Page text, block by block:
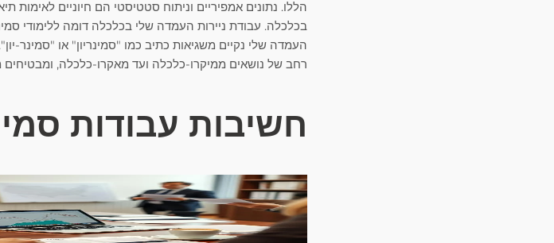
הללו. נתונים אמפיריים וניתוח סטטיסטי הם חיוניים לאימות
בכלכלה. עבודת ניירות העמדה שלי בכלכלה דומה ללימודי
העמדה שלי נקיים משגיאות כתיב כמו "סמינריון" או "סמינר-
רחב של נושאים ממיקרו-כלכלה ועד מאקרו-כלכלה,
חשיבות עבודות